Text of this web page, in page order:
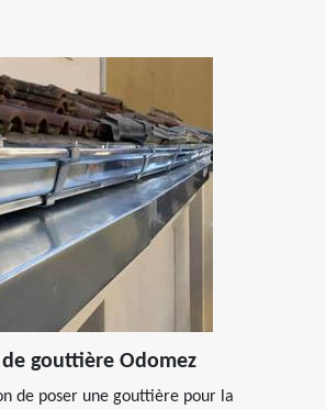
gouttière Odomez
de poser une gouttière pour la